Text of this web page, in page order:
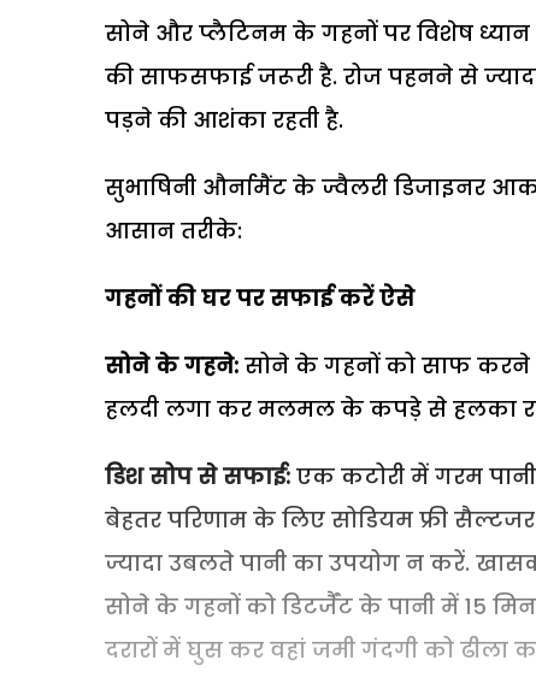
सोने और प्लैटिनम के गहनों पर विशेष ध्यान
की साफसफाई जरूरी है. रोज पहनने से
पड़ने की आशंका रहती है.
सुभाषिनी और्नामैंट के ज्वैलरी डिजाइनर
आसान तरीके:
गहनों की घर पर सफाई करें ऐसे
सोने के गहने: सोने के गहनों को साफ करने
हलदी लगा कर मलमल के कपड़े से हलका
डिश सोप से सफाई: एक कटोरी में गरम
बेहतर परिणाम के लिए सोडियम फ्री
ज्यादा उबलते पानी का उपयोग न करें.
सोने के गहनों को डिटर्जैंट के पानी में 15
दरारों में घुस कर वहां जमी गंदगी को ढीला